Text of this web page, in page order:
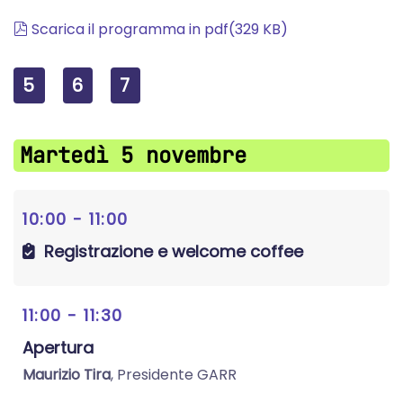
pdf
Scarica il programma in pdf(329 KB)
5 6 7
Martedì 5 novembre
10:00 - 11:00
Registrazione e welcome coffee
11:00 - 11:30
Apertura
Maurizio Tira, Presidente GARR